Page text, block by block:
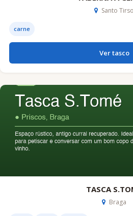
Santo Tirso
carne
Ver tasco
TASCA
Braga